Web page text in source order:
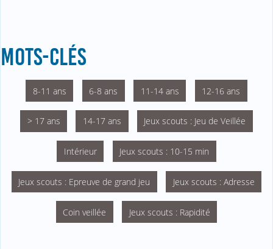
MOTS-CLÉS
8-11 ans 6-8 ans 11-14 ans 12-16 ans
> 17 ans 14-17 ans Jeux scouts : Jeu de Veillée
Intérieur Jeux scouts : 10-15 min
Jeux scouts : Epreuve de grand jeu Jeux scouts : Adresse
Coin veillée Jeux scouts : Rapidité